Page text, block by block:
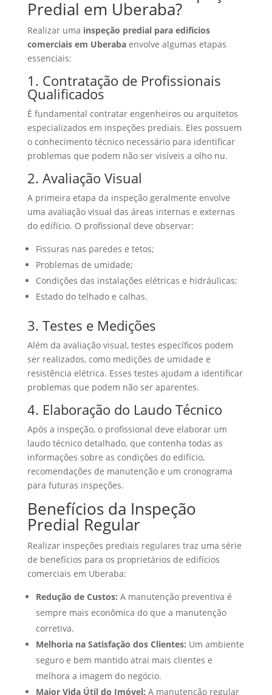
Predial em Uberaba?
Realizar uma inspeção predial para edifícios
comerciais em Uberabaenvolve algumas etapas
essenciais:
1. Contratação de Profissionais
Qualificados
É fundamental contratar engenheiros ou arquitetos
especializados em inspeções prediais. Eles possuem
o conhecimento técnico necessário para identificar
problemas que podem não ser visíveis a olho nu.
2. Avaliação Visual
A primeira etapa da inspeção geralmente envolve
uma avaliação visual das áreas internas e externas
do edifício. O profissional deve observar:
Fissuras nas paredes e tetos;
Problemas de umidade;
Condições das instalações elétricas e hidráulicas;
Estado do telhado e calhas.
3. Testes e Medições
Além da avaliação visual, testes específicos podem
ser realizados, como medições de umidade e
resistência elétrica. Esses testes ajudam a identificar
problemas que podem não ser aparentes.
4. Elaboração do Laudo Técnico
Após a inspeção, o profissional deve elaborar um
laudo técnico detalhado, que contenha todas as
informações sobre as condições do edifício,
recomendações de manutenção e um cronograma
para futuras inspeções.
Benefícios da Inspeção
Predial Regular
Realizar inspeções prediais regulares traz uma série
de benefícios para os proprietários de edifícios
comerciais em Uberaba:
Redução de Custos: A manutenção preventiva é
sempre mais econômica do que a manutenção
corretiva.
Melhoria na Satisfação dos Clientes: Um ambiente
seguro e bem mantido atrai mais clientes e
melhora a imagem do negócio.
Maior Vida Útil do Imóvel: A manutenção regular